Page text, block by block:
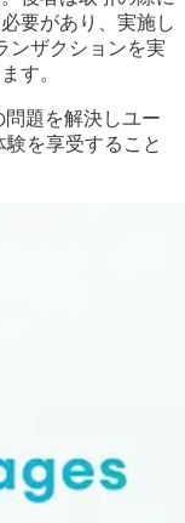
要があり、実施し
ンザクションを実
す。
問題を解決しユー
を享受すること